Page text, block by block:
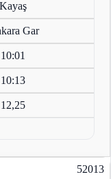
Kayaş
Gar
10:01
10:13
12,25
52013